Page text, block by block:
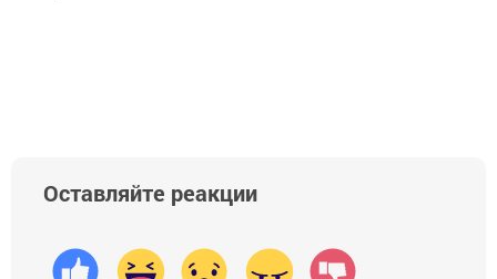
Оставляйте реакции